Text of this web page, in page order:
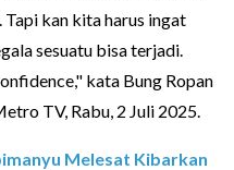
Tapi kan kita harus ingat
sesuatu bisa terjadi.
kata Bung Ropan
TV, Rabu, 2 Juli 2025.
Melesat Kibarkan